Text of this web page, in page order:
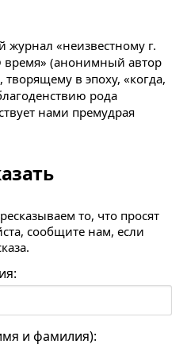
журнал «неизвестному г.
(анонимный автор
в эпоху, «когда,
рода
нами премудрая
то, что просят
сообщите нам, если
и фамилия):